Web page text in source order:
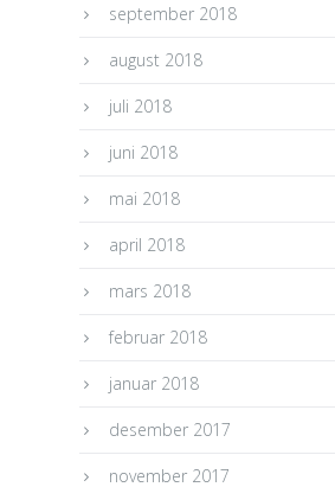
september 2018
august 2018
juli 2018
juni 2018
mai 2018
april 2018
mars 2018
februar 2018
januar 2018
desember 2017
november 2017